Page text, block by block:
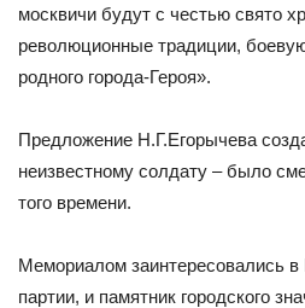
москвичи будут с честью свято
революционные традиции,
родного города-Героя».
Предложение Н.Г.Егорычева
неизвестному солдату – было
того времени.
Мемориалом заинтересовались
партии, и памятник городского